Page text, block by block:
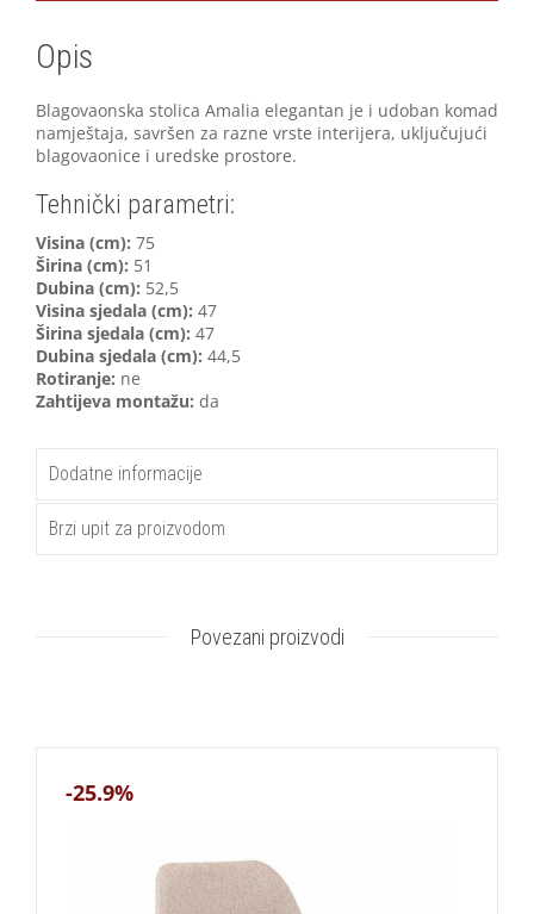
Opis
Blagovaonska stolica Amalia elegantan je i udoban komad
namještaja, savršen za razne vrste interijera, uključujući
blagovaonice i uredske prostore.
Tehnički parametri:
Visina (cm): 75
Širina (cm): 51
Dubina (cm): 52,5
Visina sjedala (cm): 47
Širina sjedala (cm): 47
Dubina sjedala (cm): 44,5
Rotiranje: ne
Zahtijeva montažu: da
Dodatne informacije
Brzi upit za proizvodom
Povezani proizvodi
-25.9%